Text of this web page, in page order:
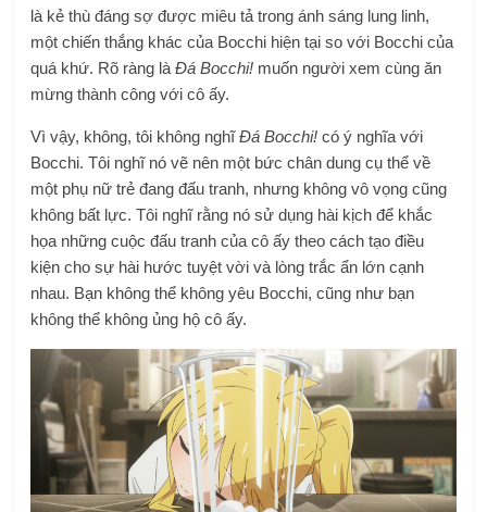
là kẻ thù đáng sợ được miêu tả trong ánh sáng lung linh,
một chiến thắng khác của Bocchi hiện tại so với Bocchi của
quá khứ. Rõ ràng làĐá Bocchi! muốn người xem cùng ăn
mừng thành công với cô ấy.
Vì vậy, không, tôi không nghĩĐá Bocchi! có ý nghĩa với
Bocchi. Tôi nghĩ nó vẽ nên một bức chân dung cụ thể về
một phụ nữ trẻ đang đấu tranh, nhưng không vô vọng cũng
không bất lực. Tôi nghĩ rằng nó sử dụng hài kịch để khắc
họa những cuộc đấu tranh của cô ấy theo cách tạo điều
kiện cho sự hài hước tuyệt vời và lòng trắc ẩn lớn cạnh
nhau. Bạn không thể không yêu Bocchi, cũng như bạn
không thể không ủng hộ cô ấy.